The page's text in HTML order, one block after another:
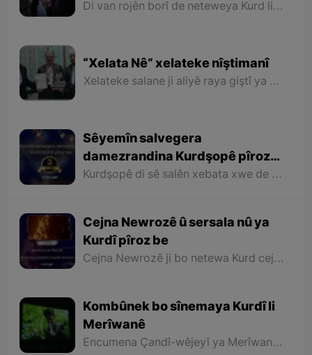
Kurdistanê
Di van rojên borî de neteweya Kurd li Bakurê Kurdistanê du serkeftinên mezin tomar kir. Ya yekem serkeftina Partiya Kurdistanî (Dem Partî) di hilbijartinên şaredariyan de û bidestveanîna desthilata 85 şaredariyan û bi taybetî şaredariyên 11 bajarên mezin ên Bakurê Kurdistanê bû.
“Xelata Nê” xelateke nîştimanî
Xelateke salane ji aliyê raya giştî ya xelkê gundê mezin ê “Nê” yê ser bi Merîwanê ve hatiye diyarîkirin ku biryar e ji îsal ve bi kesên hilkeftî yên warên cuda li devera Merîwanê bê bexşîn.
Sêyemîn salvegera
damezrandina Kurdşopê pîroz
be
Kurdşopê di sê salên xebata xwe de hewl daye bibe deng û rengê hemû Kurdan li seranserê Kurdistanê û bê cudahî li hemû beşên Kurdistanê binêre û dîrok, erdnîgarî, huner, ziman, wêje, çand û kelepûra navçeyên cuda yên Kurdistanê bi xelkê Kurdistanê bide nasandin.
Cejna Newrozê û sersala nû ya
Kurdî pîroz be
Cejna Newrozê ji bo netewa Kurd cejna tekezîkirin e li ser mafên xwe yên rewa û bi bîranîna dîrokek dirêj e bo xebat û têkoşîna bo azadî û rizgariyê û agirê geş yê Newrozê ku ji aliyê netewa Kurd ve tê pêxistin, sembola hêviya paşerojeke geş bo netewe û nîştimana me ye.
Kombûnek bo sînemaya Kurdî li
Merîwanê
Encumena Çandî-wêjeyî ya Merîwanê bi hevkariya Sînema Kurdistan, kombûnek bo sînemaya Kurdî û pêşandana sê fîlmên nû yên sê derhênerên Merîwanê bi rê ve bir.